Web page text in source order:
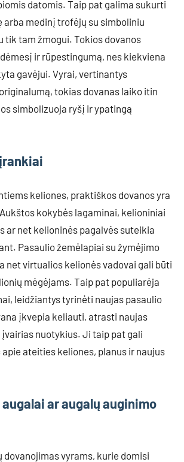
datomis. Taip pat galima sukurti
arba medinį trofėjų su simboliniu
tik tam žmogui. Tokios dovanos
ir rūpestingumą, nes kiekviena
gavėjui. Vyrai, vertinantys
tokias dovanas laiko itin
simbolizuoja ryšį ir ypatingą
keliones, praktiškos dovanos yra
kokybės lagaminai, kelioniniai
ar net kelioninės pagalvės suteikia
Pasaulio žemėlapiai su žymėjimo
net virtualios kelionės vadovai gali būti
mėgėjams. Taip pat populiarėja
leidžiantys tyrinėti naujas pasaulio
įkvepia keliauti, atrasti naujas
nuotykius. Ji taip pat gali
ateities keliones, planus ir naujus
ar augalų auginimo
dovanojimas vyrams, kurie domisi